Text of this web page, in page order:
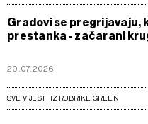
Gradovi se pregrijavaju,
prestanka - začarani
20.07.2026
SVE VIJESTI IZ RUBRIKE GREEN